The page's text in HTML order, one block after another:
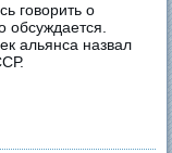
говорить о
обсуждается.
альянса назвал